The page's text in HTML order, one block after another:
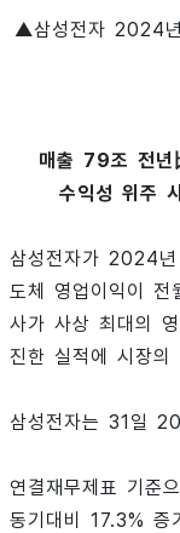
▲삼성전자 2024
매출 79조 전
수익성 위주
삼성전자가 2024
도체 영업이익이
사가 사상 최대의
진한 실적에 시장의
삼성전자는 31일
연결재무제표 기준
동기대비 17.3% 증